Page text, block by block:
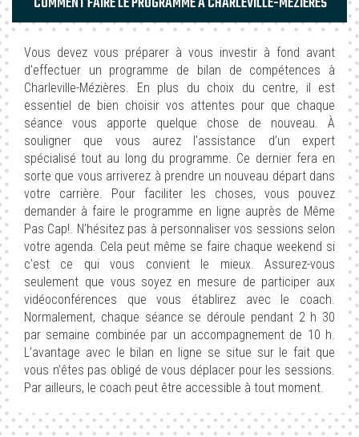
Vous devez vous préparer à vous investir à fond avant
d'effectuer un programme de bilan de compétences à
Charleville-Mézières. En plus du choix du centre, il est
essentiel de bien choisir vos attentes pour que chaque
séance vous apporte quelque chose de nouveau. À
souligner que vous aurez l’assistance d’un expert
spécialisé tout au long du programme. Ce dernier fera en
sorte que vous arriverez à prendre un nouveau départ dans
votre carrière. Pour faciliter les choses, vous pouvez
demander à faire le programme en ligne auprès de Même
Pas Cap!. N’hésitez pas à personnaliser vos sessions selon
votre agenda. Cela peut même se faire chaque weekend si
c’est ce qui vous convient le mieux. Assurez-vous
seulement que vous soyez en mesure de participer aux
vidéoconférences que vous établirez avec le coach.
Normalement, chaque séance se déroule pendant 2 h 30
par semaine combinée par un accompagnement de 10 h.
L’avantage avec le bilan en ligne se situe sur le fait que
vous n’êtes pas obligé de vous déplacer pour les sessions.
Par ailleurs, le coach peut être accessible à tout moment.